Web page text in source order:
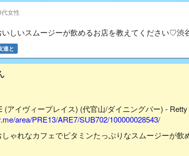
女性
いしいスムージーが飲めるお店を教えてください♡渋
達と
(アイヴィープレイス) (代官山/ダイニングバー) - Retty
area/PRE13/ARE7/SUB702/100000028543/
しゃれなカフェでビタミンたっぷりなスムージーが飲